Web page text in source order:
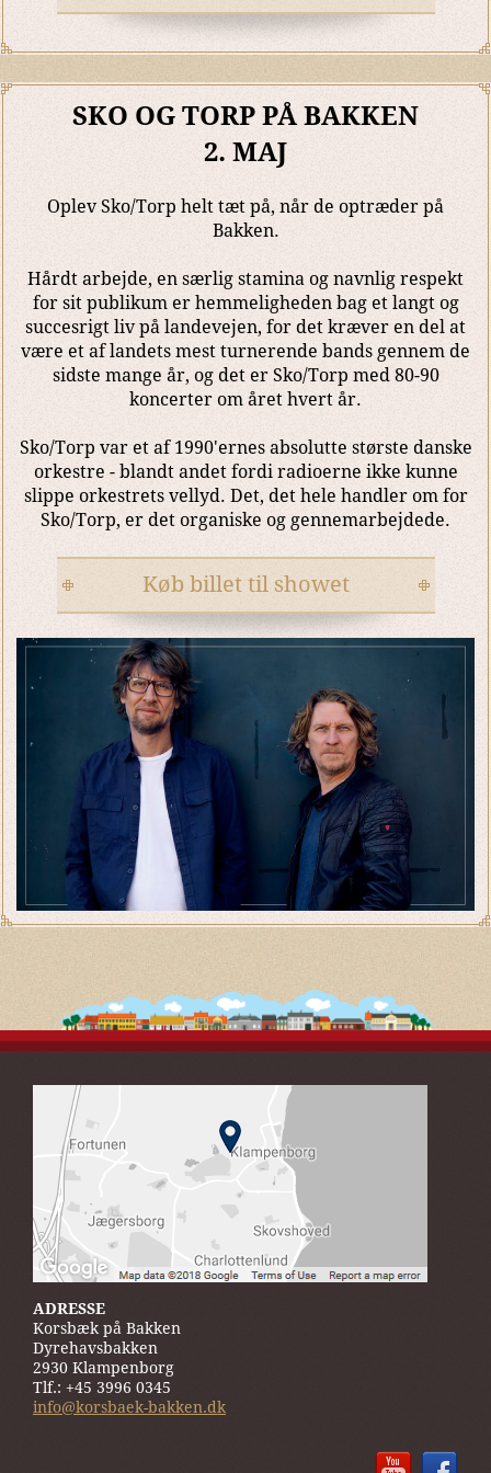
SKO OG TORP PÅ BAKKEN
2. MAJ
Oplev Sko/Torp helt tæt på, når de optræder på
Bakken.
Hårdt arbejde, en særlig stamina og navnlig respekt
for sit publikum er hemmeligheden bag et langt og
succesrigt liv på landevejen, for det kræver en del at
være et af landets mest turnerende bands gennem de
sidste mange år, og det er Sko/Torp med 80-90
koncerter om året hvert år.
Sko/Torp var et af 1990'ernes absolutte største danske
orkestre - blandt andet fordi radioerne ikke kunne
slippe orkestrets vellyd. Det, det hele handler om for
Sko/Torp, er det organiske og gennemarbejdede.
Køb billet til showet
ADRESSE
Korsbæk på Bakken
Dyrehavsbakken
2930 Klampenborg
Tlf.: +45 3996 0345
info@korsbaek-bakken.dk